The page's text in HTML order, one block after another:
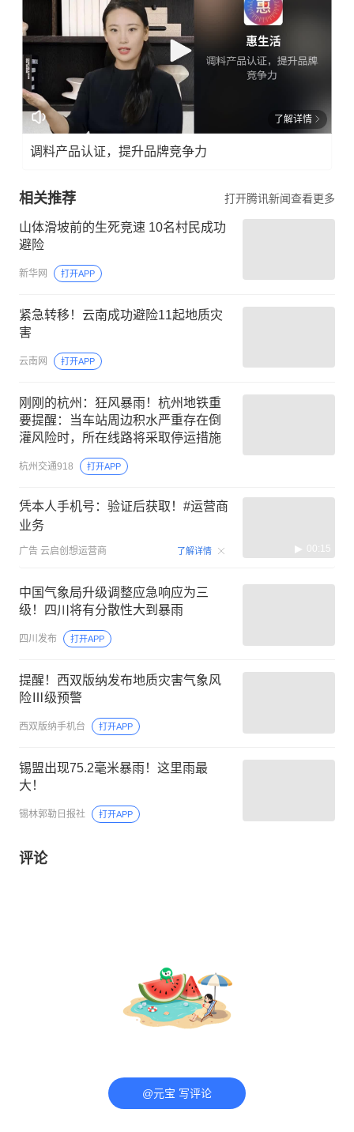
了解详情
调料产品认证，提升品牌竞争力
相关推荐 打开腾讯新闻查看更多
山体滑坡前的生死竞速 10名村民成功
避险
新华网 打开APP
紧急转移！云南成功避险11起地质灾
害
云南网 打开APP
刚刚的杭州：狂风暴雨！杭州地铁重
要提醒：当车站周边积水严重存在倒
灌风险时，所在线路将采取停运措施
杭州交通918 打开APP
凭本人手机号：验证后获取！#运营商
业务
广告 云启创想运营商 了解详情 00:15
中国气象局升级调整应急响应为三
级！四川将有分散性大到暴雨
四川发布 打开APP
提醒！西双版纳发布地质灾害气象风
险Ⅲ级预警
西双版纳手机台 打开APP
锡盟出现75.2毫米暴雨！这里雨最
大！
锡林郭勒日报社 打开APP
评论
@元宝 写评论